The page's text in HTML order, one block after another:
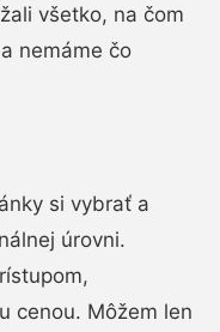
všetko, na čom
nemáme čo
si vybrať a
úrovni.
cenou. Môžem len